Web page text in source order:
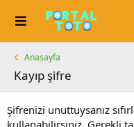
Anasayfa
Kayıp şifre
Şifrenizi unuttuysanız
kullanabilirsiniz. Gerekli